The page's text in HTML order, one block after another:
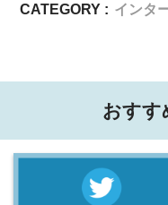
CATEGORY : インタ
おすす